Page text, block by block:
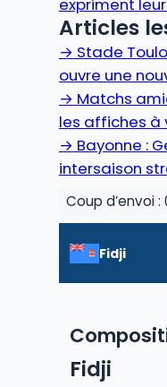
expriment
Articles
→ Stade
ouvre une
→ Matchs
les affiches à
→ Bayonne :
intersaison
Coup d’envoi
Fidji
Fidji